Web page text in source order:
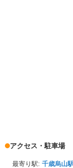
アクセス・駐車場
最寄り駅: 千歳烏山